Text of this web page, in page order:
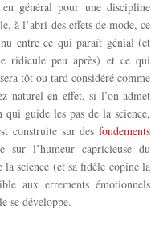
en général pour une discipline
à l’abri des effets de mode, ce
entre ce qui paraît génial (et
ridicule peu après) et ce qui
tôt ou tard considéré comme
naturel en effet, si l’on admet
qui guide les pas de la science,
construite sur des fondements
sur l’humeur capricieuse du
science (et sa fidèle copine la
aux errements émotionnels
se développe.